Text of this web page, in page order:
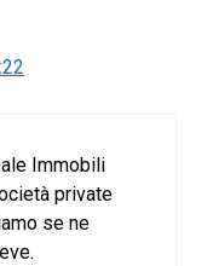
Immobili
private
se ne